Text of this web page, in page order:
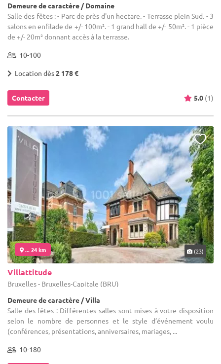
Demeure de caractère / Domaine
Salle des fêtes : - Parc de près d'un hectare. - Terrasse plein Sud. - 3
salons en enfilade de +/- 100m². - 1 grand hall de +/- 50m². - 1 pièce
de +/- 20m² donnant accès à la terrasse.
10-100
Location dès2 178 €
Contacter 5.0 (1)
... 24 km (23)
Villattitude
Bruxelles - Bruxelles-Capitale (BRU)
Demeure de caractère / Villa
Salle des fêtes : Différentes salles sont mises à votre disposition
selon le nombre de personnes et le style d’événement voulu
(conférences, présentations, anniversaires, mariages, ...
10-180